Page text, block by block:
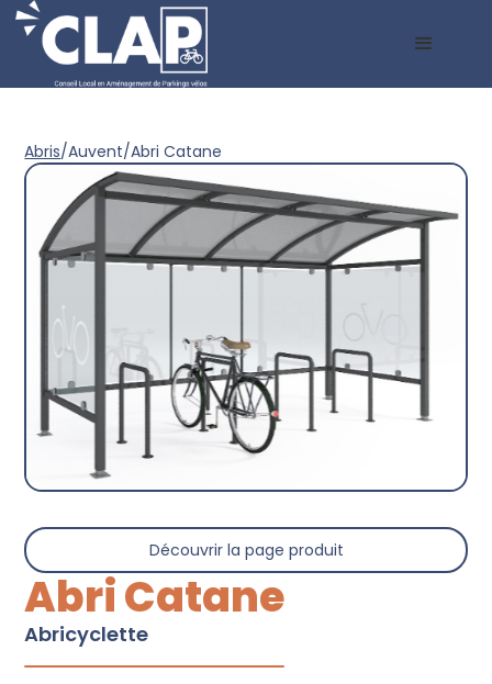
Abris/Auvent/Abri Catane
Découvrir la page produit
Abri Catane
Abricyclette